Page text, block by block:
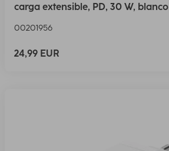
carga extensible, PD, 30 W, blanco
00201956
24,99 EUR